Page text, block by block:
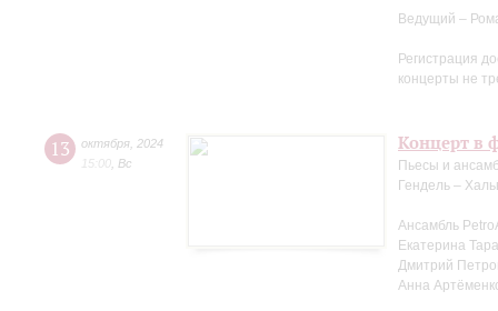
Ведущий –
Регистрация
концерты не
13 октября 2024
15:00 Вс
Концерт в
Пьесы и
Гендель –
Ансамбль
Екатерина
Дмитрий
Анна